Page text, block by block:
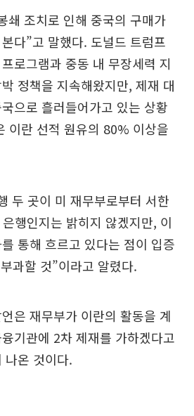
쇄 조치로 인해 중국의 구매가
다”고 말했다. 도널드 트럼프
로그램과 중동 내 무장세력 지
정책을 지속해왔지만, 제재 대
으로 흘러들어가고 있는 상황
이란 선적 원유의 80% 이상을
두 곳이 미 재무부로부터 서한
행인지는 밝히지 않겠지만, 이
통해 흐르고 있다는 점이 입증
과할 것”이라고 알렸다.
은 재무부가 이란의 활동을 계
기관에 2차 제재를 가하겠다고
나온 것이다.